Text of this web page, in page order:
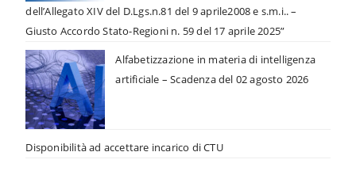
dell’Allegato XIV del D.Lgs.n.81 del 9 aprile2008 e s.m.i.. –
Giusto Accordo Stato-Regioni n. 59 del 17 aprile 2025”
Alfabetizzazione in materia di intelligenza
artificiale – Scadenza del 02 agosto 2026
Disponibilità ad accettare incarico di CTU